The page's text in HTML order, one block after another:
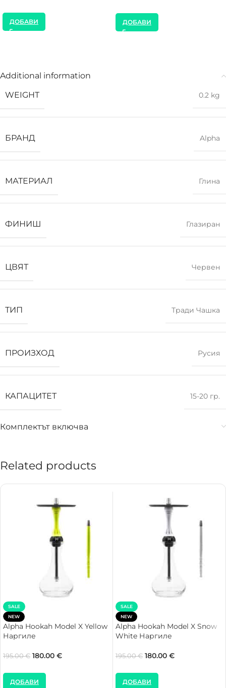
ДОБАВИ ДОБАВИ
Additional information
WEIGHT
0.2 kg
БРАНД Alpha
МАТЕРИАЛ Глина
ФИНИШ Глазиран
ЦВЯТ Червен
ТИП Тради Чашка
ПРОИЗХОД Русия
КАПАЦИТЕТ 15-20 гр.
Комплектът включва
Related products
SALE
NEW
Alpha Hookah Model X Yellow
Наргиле
195.00€ 180.00 €
ДОБАВИ
SALE
NEW
Alpha Hookah Model X Snow
White Наргиле
195.00€ 180.00 €
ДОБАВИ